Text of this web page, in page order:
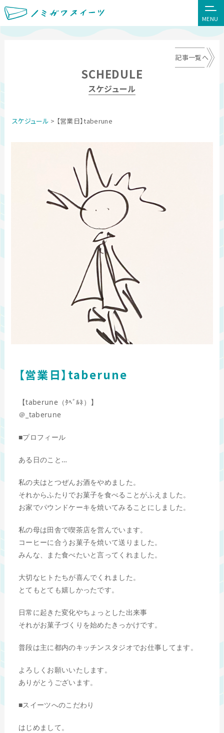
MENU
SCHEDULE
スケジュール
記事一覧へ
スケジュール > 【営業日】taberune
【営業日】taberune
【taberune（ﾀﾍﾞﾙﾈ）】
＠_taberune
■プロフィール
ある日のこと…
私の夫はとつぜんお酒をやめました。
それからふたりでお菓子を食べることがふえました。
お家でパウンドケーキを焼いてみることにしました。
私の母は田舎で喫茶店を営んでいます。
コーヒーに合うお菓子を焼いて送りました。
みんな、また食べたいと言ってくれました。
大切なヒトたちが喜んでくれました。
とてもとても嬉しかったです。
日常に起きた変化やちょっとした出来事
それがお菓子づくりを始めたきっかけです。
普段は主に都内のキッチンスタジオでお仕事してます。
よろしくお願いいたします。
ありがとうございます。
■スイーツへのこだわり
はじめまして。